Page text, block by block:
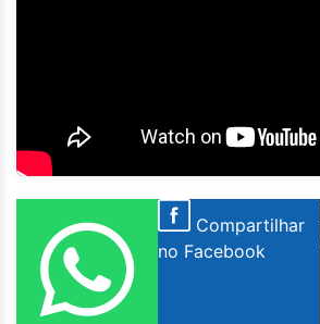
Compartilhar
no Facebook